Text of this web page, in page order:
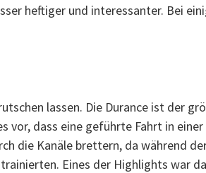
heftiger und interessanter. Bei
lassen. Die Durance ist der
vor, dass eine geführte Fahrt in
die Kanäle brettern, da während
Eines der Highlights war